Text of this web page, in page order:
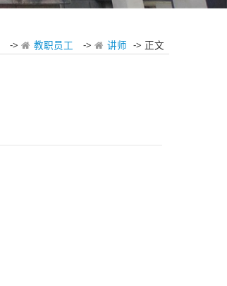
-> 教职员工 -> 讲师 -> 正文